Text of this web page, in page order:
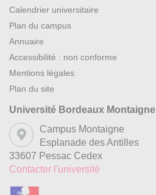
Calendrier universitaire
Plan du campus
Annuaire
Accessibilité : non conforme
Mentions légales
Plan du site
Université Bordeaux Montaigne
Campus Montaigne
Esplanade des Antilles
33607 Pessac Cedex
Contacter l'université